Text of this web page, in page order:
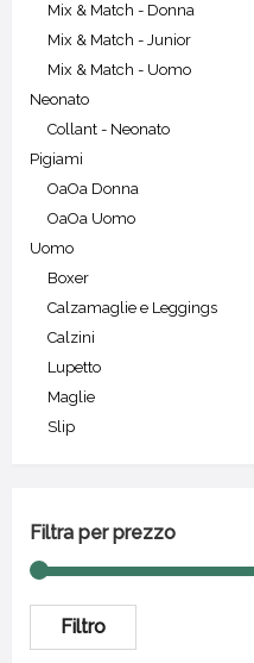
Mix & Match - Donna
Mix & Match - Junior
Mix & Match - Uomo
Neonato
Collant - Neonato
Pigiami
OaOa Donna
OaOa Uomo
Uomo
Boxer
Calzamaglie e Leggings
Calzini
Lupetto
Maglie
Slip
Filtra per prezzo
Filtro